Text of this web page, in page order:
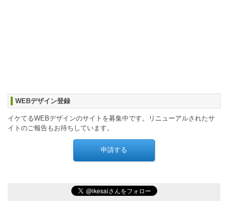
WEBデザイン登録
イケてるWEBデザインのサイトを募集中です。リニューアルされたサ
イトのご報告もお待ちしています。